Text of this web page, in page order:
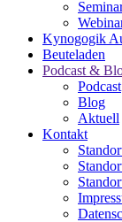
Kynogogik
Beuteladen
Podcast &
Podcast
Blog
Aktuell
Kontakt